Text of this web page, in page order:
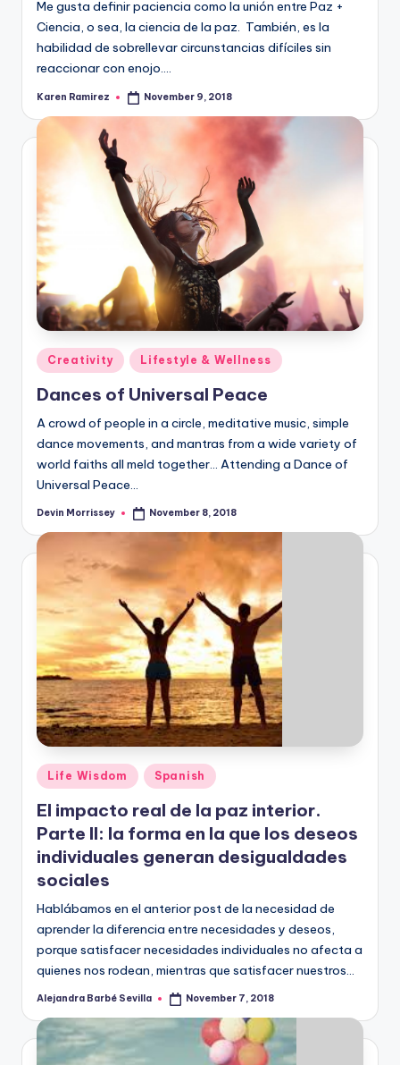
Me gusta definir paciencia como la unión entre Paz +
Ciencia, o sea, la ciencia de la paz. También, es la
habilidad de sobrellevar circunstancias difíciles sin
reaccionar con enojo.…
Posted
Karen Ramirez November 9, 2018
Posted
in
Creativity Lifestyle & Wellness
Dances of Universal Peace
A crowd of people in a circle, meditative music, simple
dance movements, and mantras from a wide variety of
world faiths all meld together... Attending a Dance of
Universal Peace…
Posted
Devin Morrissey November 8, 2018
Posted
in
Life Wisdom Spanish
El impacto real de la paz interior.
Parte II: la forma en la que los deseos
individuales generan desigualdades
sociales
Hablábamos en el anterior post de la necesidad de
aprender la diferencia entre necesidades y deseos,
porque satisfacer necesidades individuales no afecta a
quienes nos rodean, mientras que satisfacer nuestros…
Posted
Alejandra Barbé Sevilla November 7, 2018